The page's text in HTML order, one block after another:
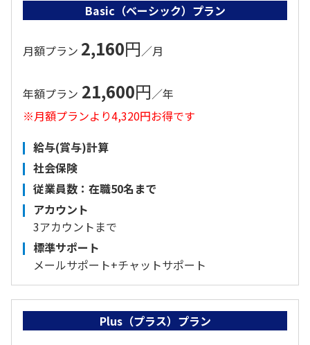
Basic（ベーシック）プラン
月額プラン 2,160円／月
年額プラン 21,600円／年
※月額プランより4,320円お得です
給与(賞与)計算
社会保険
従業員数：在職50名まで
アカウント
3アカウントまで
標準サポート
メールサポート+チャットサポート
Plus（プラス）プラン